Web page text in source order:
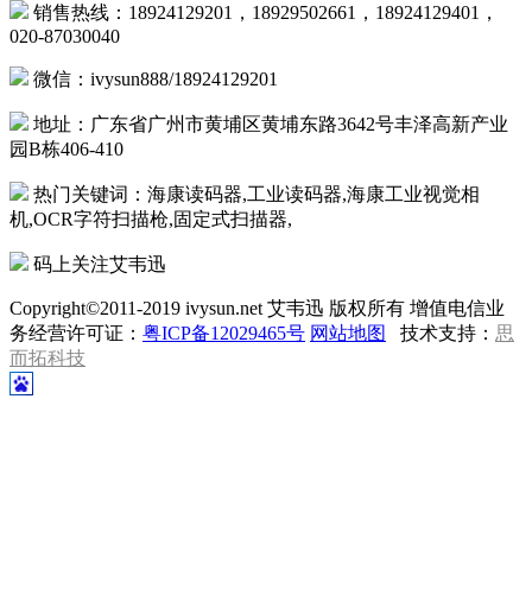
销售热线：18924129201，18929502661，18924129401，
020-87030040
微信：ivysun888/18924129201
地址：广东省广州市黄埔区黄埔东路3642号丰泽高新产业
园B栋406-410
热门关键词：海康读码器,工业读码器,海康工业视觉相
机,OCR字符扫描枪,固定式扫描器,
码上关注艾韦迅
Copyright©2011-2019 ivysun.net 艾韦迅 版权所有 增值电信业
务经营许可证： 粤ICP备12029465号 网站地图 技术支持： 思
而拓科技